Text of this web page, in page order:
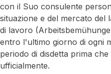
con il Suo consulente
situazione e del mercato del
di lavoro
entro l'ultimo giorno di ogni
periodo di disdetta prima
ufficialmente.